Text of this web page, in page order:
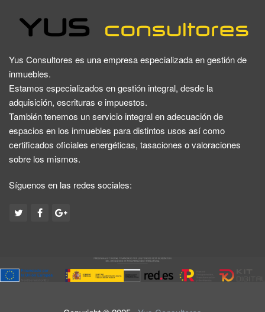
Yus Consultores es una empresa especializada en gestión de
inmuebles.
Estamos especializados en gestión integral, desde la
adquisición, escrituras e impuestos.
También tenemos un servicio integral en adecuación de
espacios en los inmuebles para distintos usos así como
certificados oficiales energéticas, tasaciones o valoraciones
sobre los mismos.
Síguenos en las redes sociales: